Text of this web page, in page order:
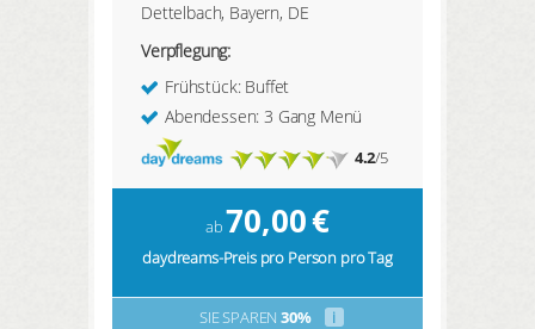
Dettelbach, Bayern, DE
Verpflegung:
Frühstück: Buffet
Abendessen: 3 Gang Menü
4.2/5
ab70,00€
daydreams-Preis pro Person pro Tag
SIE SPAREN 30% i